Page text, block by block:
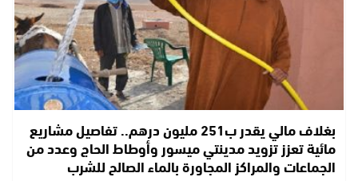
بغلاف مالي يقدر ب251 مليون درهم.. تفاصيل مشاريع
مائية تعزز تزويد مدينتي ميسور وأوطاط الحاج وعدد من
الجماعات والمراكز المجاورة بالماء الصالح للشرب